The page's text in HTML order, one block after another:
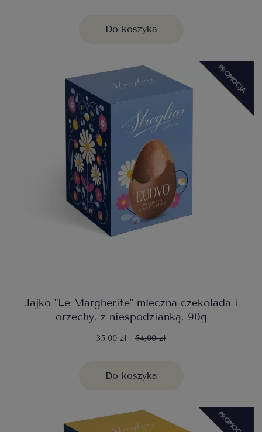
Do koszyka
Jajko "Le Margherite" mleczna czekolada i
orzechy, z niespodzianką, 90g
35,00 zł 54,00 zł
Do koszyka